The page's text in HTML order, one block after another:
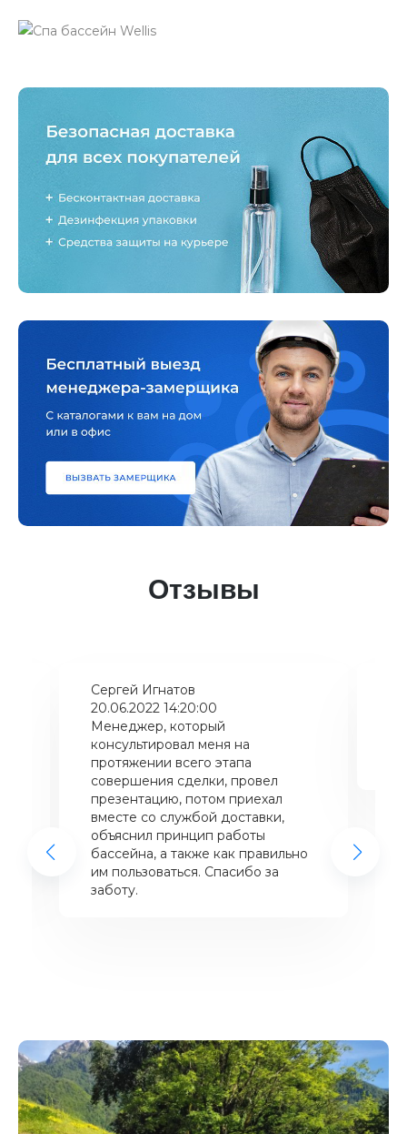
Отзывы
Сергей Игнатов
20.06.2022 14:20:00
Менеджер, который
консультировал меня на
протяжении всего этапа
совершения сделки, провел
презентацию, потом приехал
вместе со службой доставки,
объяснил принцип работы
бассейна, а также как правильно
им пользоваться. Спасибо за
заботу.